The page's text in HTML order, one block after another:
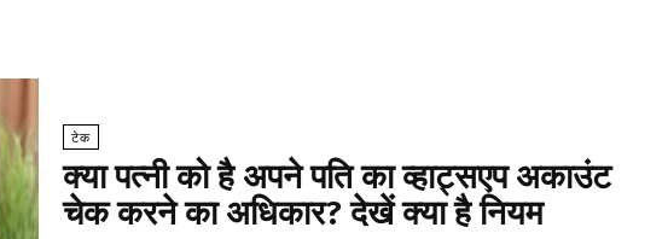
टेक
क्या पत्नी को है अपने पति का व्हाट्सएप अकाउंट
चेक करने का अधिकार? देखें क्या है नियम